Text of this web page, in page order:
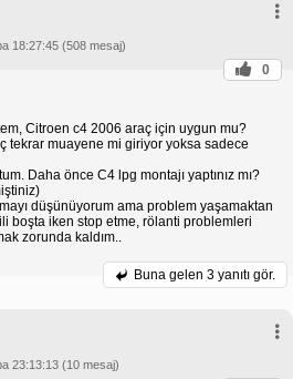
18:27:45 (508 mesaj)
0
Citroen c4 2006 araç için uygun mu?
tekrar muayene mi giriyor yoksa sadece
Daha önce C4 lpg montajı yaptınız mı?
düşünüyorum ama problem yaşamaktan
boşta iken stop etme, rölanti problemleri
zorunda kaldım..
Buna gelen 3 yanıtı gör.
23:13:13 (10 mesaj)